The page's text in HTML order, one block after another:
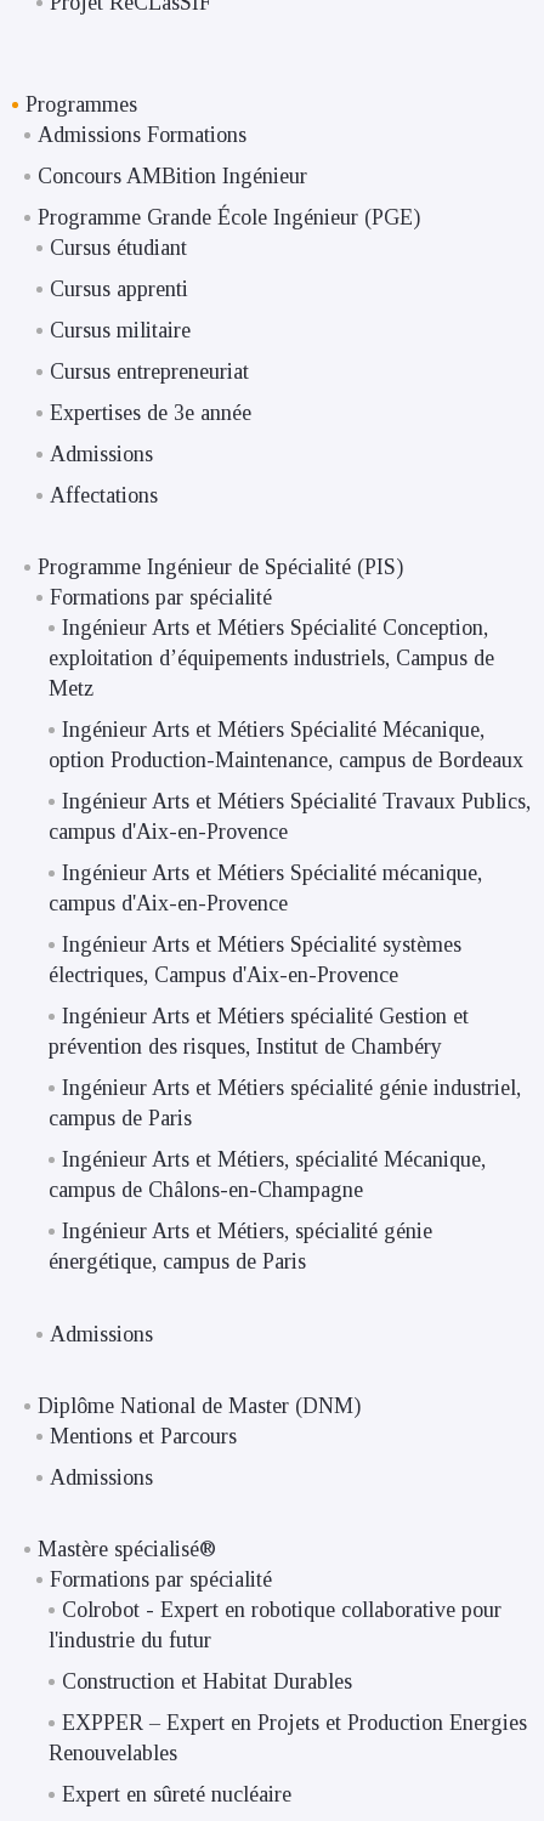
Programmes
Admissions Formations
Concours AMBition Ingénieur
Programme Grande École Ingénieur (PGE)
Cursus étudiant
Cursus apprenti
Cursus militaire
Cursus entrepreneuriat
Expertises de 3e année
Admissions
Affectations
Programme Ingénieur de Spécialité (PIS)
Formations par spécialité
Ingénieur Arts et Métiers Spécialité Conception,
exploitation d’équipements industriels, Campus de
Metz
Ingénieur Arts et Métiers Spécialité Mécanique,
option Production-Maintenance, campus de Bordeaux
Ingénieur Arts et Métiers Spécialité Travaux Publics,
campus d'Aix-en-Provence
Ingénieur Arts et Métiers Spécialité mécanique,
campus d'Aix-en-Provence
Ingénieur Arts et Métiers Spécialité systèmes
électriques, Campus d'Aix-en-Provence
Ingénieur Arts et Métiers spécialité Gestion et
prévention des risques, Institut de Chambéry
Ingénieur Arts et Métiers spécialité génie industriel,
campus de Paris
Ingénieur Arts et Métiers, spécialité Mécanique,
campus de Châlons-en-Champagne
Ingénieur Arts et Métiers, spécialité génie
énergétique, campus de Paris
Admissions
Diplôme National de Master (DNM)
Mentions et Parcours
Admissions
Mastère spécialisé®
Formations par spécialité
Colrobot - Expert en robotique collaborative pour
l'industrie du futur
Construction et Habitat Durables
EXPPER – Expert en Projets et Production Energies
Renouvelables
Expert en sûreté nucléaire